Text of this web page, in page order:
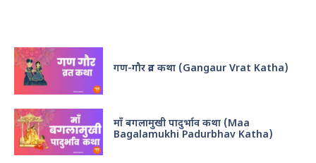
गण-गौर व्रत कथा (Gangaur Vrat Katha)
माँ बगलामुखी पादुर्भाव कथा (Maa
Bagalamukhi Padurbhav Katha)